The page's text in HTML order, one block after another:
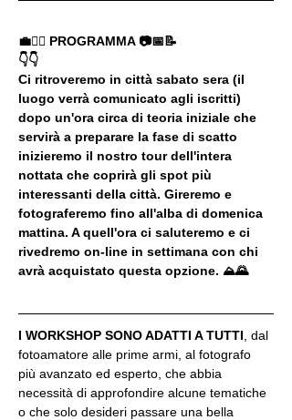
💼🚶‍♂️ PROGRAMMA 📷📅📝
👇👇
Ci ritroveremo in città sabato sera (il
luogo verrà comunicato agli iscritti)
dopo un'ora circa di teoria iniziale che
servirà a preparare la fase di scatto
inizieremo il nostro tour dell'intera
nottata che coprirà gli spot più
interessanti della città. Gireremo e
fotograferemo fino all'alba di domenica
mattina. A quell'ora ci saluteremo e ci
rivedremo on-line in settimana con chi
avrà acquistato questa opzione. ⛰🌄
I WORKSHOP SONO ADATTI A TUTTI , dal
fotoamatore alle prime armi, al fotografo
più avanzato ed esperto, che abbia
necessità di approfondire alcune tematiche
o che solo desideri passare una bella